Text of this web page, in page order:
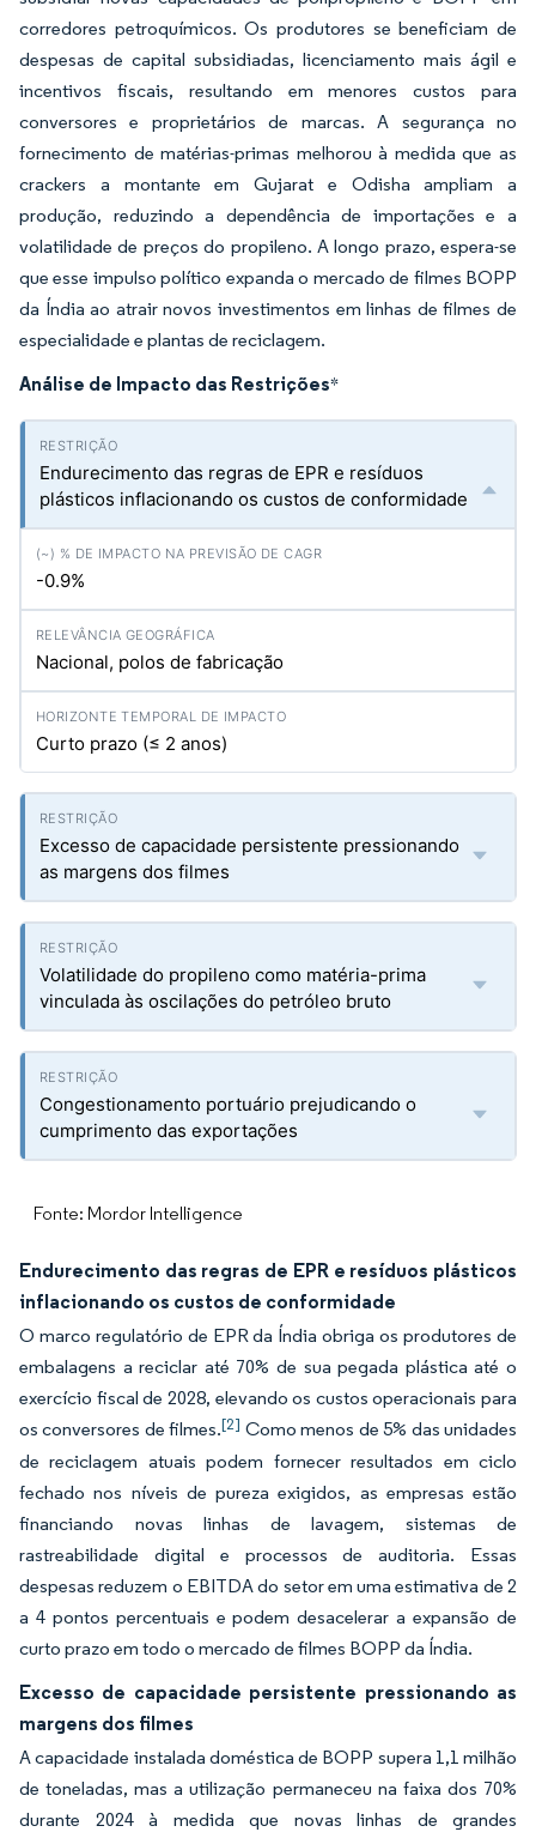
corredores petroquímicos. Os produtores se beneficiam de
despesas de capital subsidiadas, licenciamento mais ágil e
incentivos fiscais, resultando em menores custos para
conversores e proprietários de marcas. A segurança no
fornecimento de matérias-primas melhorou à medida que as
crackers a montante em Gujarat e Odisha ampliam a
produção, reduzindo a dependência de importações e a
volatilidade de preços do propileno. A longo prazo, espera-se
que esse impulso político expanda o mercado de filmes BOPP
da Índia ao atrair novos investimentos em linhas de filmes de
especialidade e plantas de reciclagem.
Análise de Impacto das Restrições*
Endurecimento das regras de EPR e resíduos
plásticos inflacionando os custos de conformidade
-0.9%
Nacional, polos de fabricação
Curto prazo (≤ 2 anos)
Excesso de capacidade persistente pressionando
as margens dos filmes
Volatilidade do propileno como matéria-prima
vinculada às oscilações do petróleo bruto
Congestionamento portuário prejudicando o
cumprimento das exportações
Fonte: Mordor Intelligence
Endurecimento das regras de EPR e resíduos plásticos
inflacionando os custos de conformidade
O marco regulatório de EPR da Índia obriga os produtores de
embalagens a reciclar até 70% de sua pegada plástica até o
exercício fiscal de 2028, elevando os custos operacionais para
os conversores de filmes.[2] Como menos de 5% das unidades
de reciclagem atuais podem fornecer resultados em ciclo
fechado nos níveis de pureza exigidos, as empresas estão
financiando novas linhas de lavagem, sistemas de
rastreabilidade digital e processos de auditoria. Essas
despesas reduzem o EBITDA do setor em uma estimativa de 2
a 4 pontos percentuais e podem desacelerar a expansão de
curto prazo em todo o mercado de filmes BOPP da Índia.
Excesso de capacidade persistente pressionando as
margens dos filmes
A capacidade instalada doméstica de BOPP supera 1,1 milhão
de toneladas, mas a utilização permaneceu na faixa dos 70%
durante 2024 à medida que novas linhas de grandes